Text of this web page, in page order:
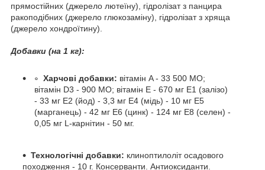
прямостійних (джерело лютеїну), гідролізат з панцира
ракоподібних (джерело глюкозаміну), гідролізат з хряща
(джерело хондроїтину).
Добавки (на 1 кг):
Харчові добавки: вітамін A - 33 500 МО;
вітамін D3 - 900 МО; вітамін E - 670 мг E1 (залізо)
- 33 мг E2 (йод) - 3,3 мг E4 (мідь) - 10 мг E5
(марганець) - 42 мг E6 (цинк) - 124 мг E8 (селен) -
0,05 мг L-карнітин - 50 мг.
Технологічні добавки: клиноптилоліт осадового
походження - 10 г. Консерванти. Антиоксиданти.